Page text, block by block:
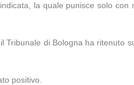
la quale punisce solo
di Bologna ha ritenuto
positivo.